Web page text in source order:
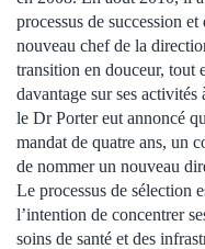
processus de succession
nouveau chef de la
transition en douceur, tout
davantage sur ses
le Dr Porter eut annoncé
mandat de quatre ans, un
de nommer un nouveau
Le processus de sélection
l’intention de concentrer
soins de santé et des